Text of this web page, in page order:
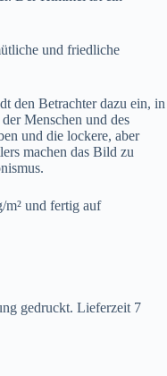
und friedliche
den Betrachter dazu ein, in
Menschen und des
und die lockere, aber
machen das Bild zu
und fertig auf
gedruckt. Lieferzeit 7